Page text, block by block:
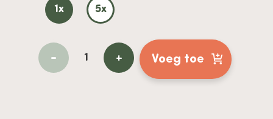
1x 5x
- + Voeg toe